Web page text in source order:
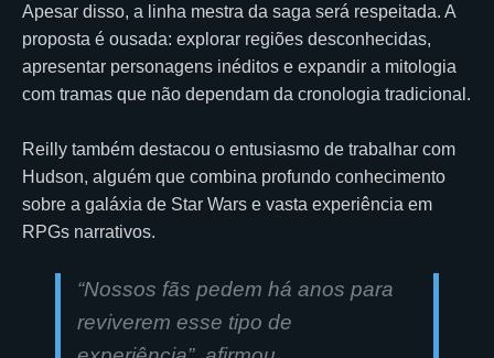
Apesar disso, a linha mestra da saga será respeitada. A
proposta é ousada: explorar regiões desconhecidas,
apresentar personagens inéditos e expandir a mitologia
com tramas que não dependam da cronologia tradicional.
Reilly também destacou o entusiasmo de trabalhar com
Hudson, alguém que combina profundo conhecimento
sobre a galáxia de Star Wars e vasta experiência em
RPGs narrativos.
“Nossos fãs pedem há anos para
reviverem esse tipo de